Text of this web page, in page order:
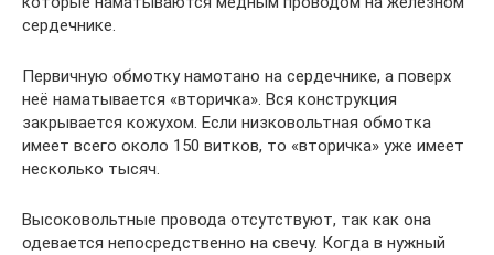
сердечнике.
Первичную обмотку намотано на сердечнике, а поверх
неё наматывается «вторичка». Вся конструкция
закрывается кожухом. Если низковольтная обмотка
имеет всего около 150 витков, то «вторичка» уже имеет
несколько тысяч.
Высоковольтные провода отсутствуют, так как она
одевается непосредственно на свечу. Когда в нужный